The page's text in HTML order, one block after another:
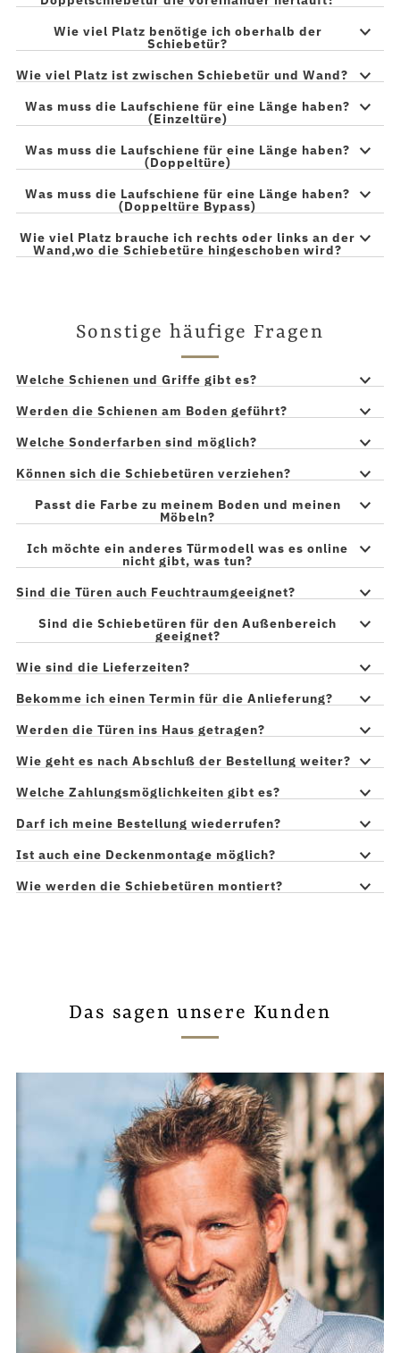
Wie viel Platz benötige ich oberhalb der
Schiebetür?
Wie viel Platz ist zwischen Schiebetür und Wand?
Was muss die Laufschiene für eine Länge haben?
(Einzeltüre)
Was muss die Laufschiene für eine Länge haben?
(Doppeltüre)
Was muss die Laufschiene für eine Länge haben?
(Doppeltüre Bypass)
Wie viel Platz brauche ich rechts oder links an der
Wand,wo die Schiebetüre hingeschoben wird?
Sonstige häufige Fragen
Welche Schienen und Griffe gibt es?
Werden die Schienen am Boden geführt?
Welche Sonderfarben sind möglich?
Können sich die Schiebetüren verziehen?
Passt die Farbe zu meinem Boden und meinen
Möbeln?
Ich möchte ein anderes Türmodell was es online
nicht gibt, was tun?
Sind die Türen auch Feuchtraumgeeignet?
Sind die Schiebetüren für den Außenbereich
geeignet?
Wie sind die Lieferzeiten?
Bekomme ich einen Termin für die Anlieferung?
Werden die Türen ins Haus getragen?
Wie geht es nach Abschluß der Bestellung weiter?
Welche Zahlungsmöglichkeiten gibt es?
Darf ich meine Bestellung wiederrufen?
Ist auch eine Deckenmontage möglich?
Wie werden die Schiebetüren montiert?
Das sagen unsere Kunden